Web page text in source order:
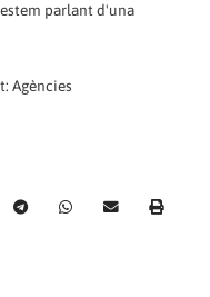
parlant d'una
Agències